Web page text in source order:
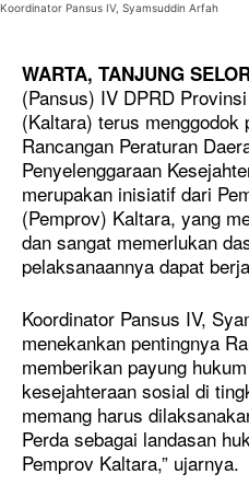
Koordinator Pansus IV, Syamsuddin Arfah
WARTA, TANJUNG
(Pansus) IV DPRD
(Kaltara) terus menggodok
Rancangan Peraturan
Penyelenggaraan
merupakan inisiatif dari
(Pemprov) Kaltara, yang
dan sangat memerlukan
pelaksanaannya dapat
Koordinator Pansus IV,
menekankan pentingnya
memberikan payung
kesejahteraan sosial di
memang harus
Perda sebagai landasan
Pemprov Kaltara,” ujarnya.